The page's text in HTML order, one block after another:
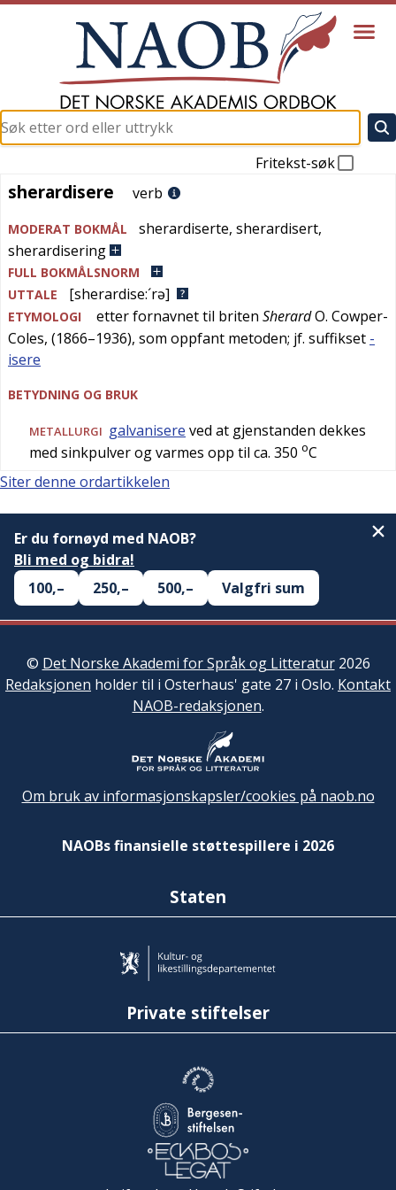
Fritekst-søk
sherardisere
sherardisere verb
MODERAT BOKMÅL sherardiserte, sherardisert,
sherardisering
FULL BOKMÅLSNORM
UTTALE
[sherardise:´rə]
ETYMOLOGI etter fornavnet til briten SherardO. Cowper-
Coles, (1866–1936), som oppfant metoden; jf. suffikset -
isere
BETYDNING OG BRUK
METALLURGI galvanisere ved at gjenstanden dekkes
med sinkpulver og varmes opp til ca. 350 oC
Siter denne ordartikkelen
Er du fornøyd med NAOB?
Bli med og bidra!
100,–
250,– 500,– Valgfri sum
© Det Norske Akademi for Språk og Litteratur2026
Redaksjonen holder til i Osterhaus' gate 27 i Oslo. Kontakt
NAOB-redaksjonen.
Om bruk av informasjonskapsler/cookies på naob.no
NAOBs finansielle støttespillere i 2026
Staten
Private stiftelser